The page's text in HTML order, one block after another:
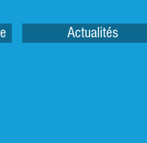
Actualités